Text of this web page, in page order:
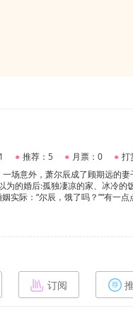
● 推荐：5 ● 月票：0 ● 打
场意外，萧尔辰成了顾期远的
的婚后:孤独凄凉的家、冰冷的
际：“尔辰，饿了吗？”“有一点
订阅